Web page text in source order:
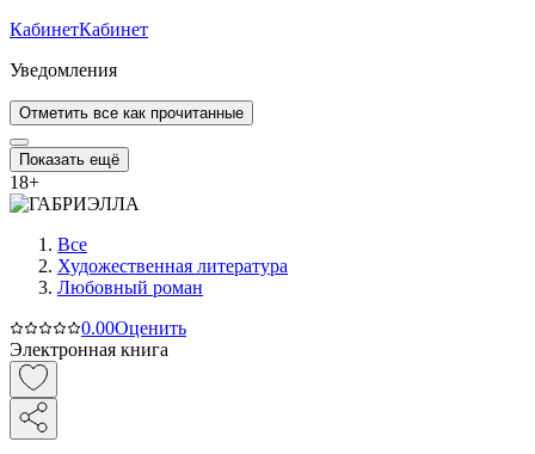
КабинетКабинет
Уведомления
Отметить все как прочитанные
Показать ещё
18+
Все
Художественная литература
Любовный роман
0.00Оценить
Электронная книга